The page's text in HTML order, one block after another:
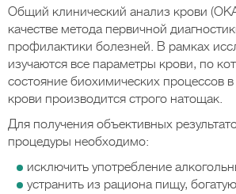
Общий клинический анализ крови
качестве метода первичной
профилактики болезней. В рамках
изучаются все параметры крови, по
состояние биохимических процессов
крови производится строго натощак.
Для получения объективных
процедуры необходимо:
исключить употребление
устранить из рациона пищу,